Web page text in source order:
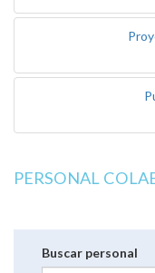
PERSONAL
Buscar personal